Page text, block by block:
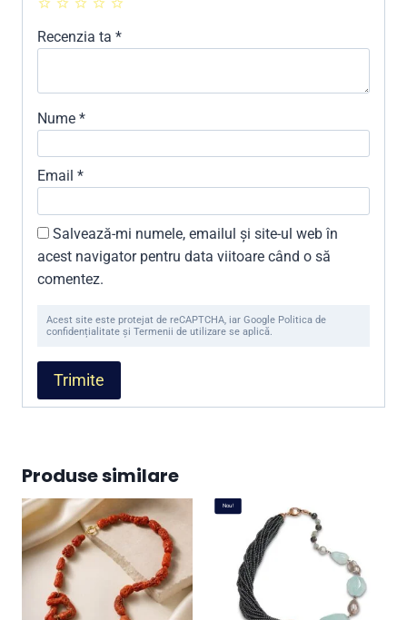
Recenzia ta *
Nume *
Email *
Salvează-mi numele, emailul și site-ul web în
acest navigator pentru data viitoare când o să
comentez.
Acest site este protejat de reCAPTCHA, iar Google Politica de
confidențialitate și Termenii de utilizare se aplică.
Produse similare
Nou!